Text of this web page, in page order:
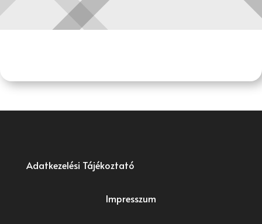
Adatkezelési Tájékoztató
Impresszum